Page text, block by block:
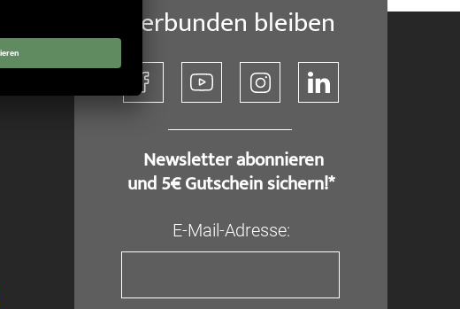
Verbunden bleiben
​ Newsletter abonnieren
und 5€ Gutschein sichern!*
E-Mail-Adresse: